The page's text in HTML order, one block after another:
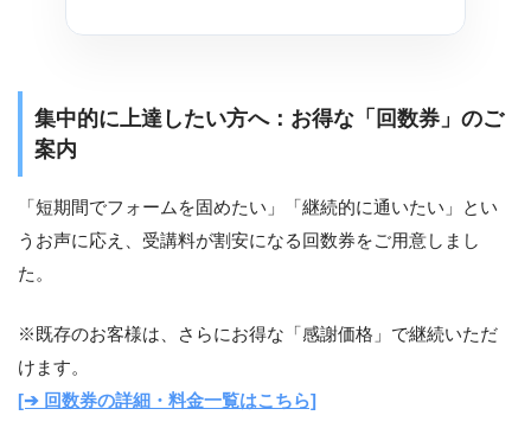
集中的に上達したい方へ：お得な「回数券」のご
案内
「短期間でフォームを固めたい」「継続的に通いたい」とい
うお声に応え、受講料が割安になる回数券をご用意しまし
た。
※既存のお客様は、さらにお得な「感謝価格」で継続いただ
けます。
[➔ 回数券の詳細・料金一覧はこちら]